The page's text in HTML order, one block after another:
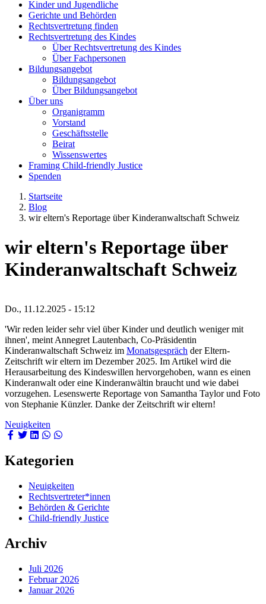
Kinder und Jugendliche
Gerichte und Behörden
Rechtsvertretung finden
Rechtsvertretung des Kindes
Über Rechtsvertretung des Kindes
Über Fachpersonen
Bildungsangebot
Bildungsangebot
Über Bildungsangebot
Über uns
Organigramm
Vorstand
Geschäftsstelle
Beirat
Wissenswertes
Framing Child-friendly Justice
Spenden
Startseite
Blog
wir eltern's Reportage über Kinderanwaltschaft Schweiz
wir eltern's Reportage über
Kinderanwaltschaft Schweiz
Do., 11.12.2025 - 15:12
'Wir reden leider sehr viel über Kinder und deutlich weniger mit
ihnen', meint Annegret Lautenbach, Co-Präsidentin
Kinderanwaltschaft Schweiz im Monatsgespräch der Eltern-
Zeitschrift wir eltern im Dezember 2025. Im Artikel wird die
Herausarbeitung des Kindeswillen hervorgehoben, wann es einen
Kinderanwalt oder eine Kinderanwältin braucht und wie dabei
vorzugehen. Lesenswerte Reportage von Samantha Taylor und Foto
von Stephanie Künzler. Danke der Zeitschrift wir eltern!
Neuigkeiten
Kategorien
Neuigkeiten
Rechtsvertreter*innen
Behörden & Gerichte
Child-friendly Justice
Archiv
Juli 2026
Februar 2026
Januar 2026